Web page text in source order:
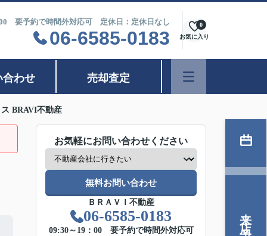
要予約で時間外対応可 定休日：定休日なし
06-6585-0183 お気に入り
0
合わせ 売却査定
BRAVI不動産
お気軽にお問い合わせください
無料お問い合わせ
ＢＲＡＶＩ不動産
06-6585-0183
09:30～19：00 要予約で時間外対応可
来店予約